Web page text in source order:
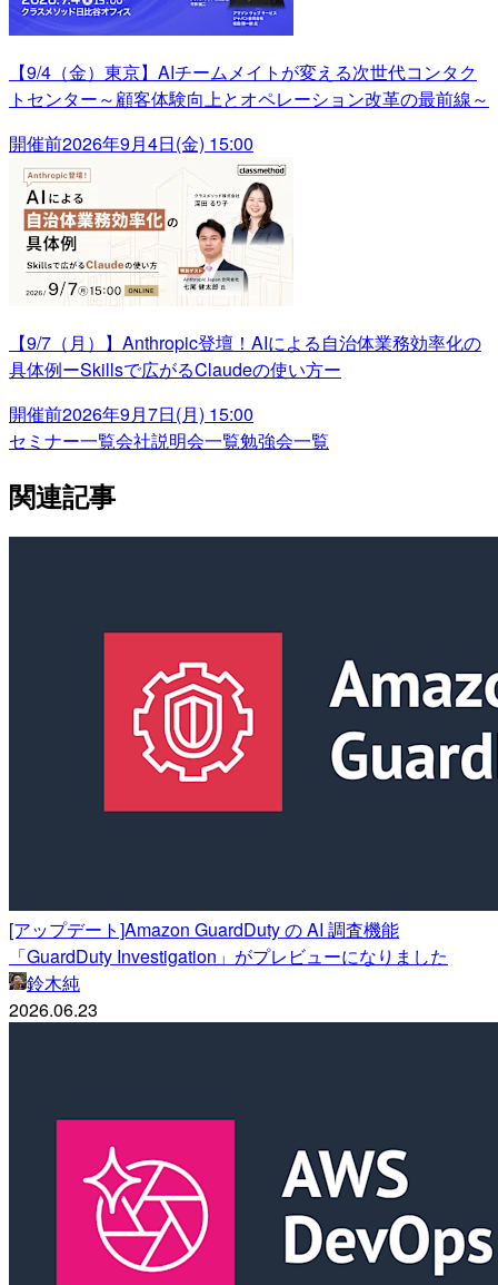
【9/4（金）東京】AIチームメイトが変える次世代コンタク
トセンター～顧客体験向上とオペレーション改革の最前線～
開催前2026年9月4日(金) 15:00
【9/7（月）】Anthropic登壇！AIによる自治体業務効率化の
具体例ーSkillsで広がるClaudeの使い方ー
開催前2026年9月7日(月) 15:00
セミナー一覧会社説明会一覧勉強会一覧
関連記事
[アップデート]Amazon GuardDuty の AI 調査機能
「GuardDuty Investigation」がプレビューになりました
鈴木純
2026.06.23